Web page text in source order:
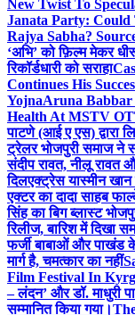
New Twist To
Janata Party: Could
Rajya Sabha?
‘अभि’ को फ़िल्म मेकर
रिकॉर्डधारी को सराहा
Continues His
YojnaAruna Babbar
Health At MSTV
पाटणे (आई ए एस) द्वारा
ट्रेलर भोजपुरी समाज ने
संदीप रावत, नीलू रावत
दिलएक्ट्रेस यास्मीन खान
एक्टर का दादा साहब
सिंह का बिग ब्लास्ट
रिलीज, बारिश में दिखा
फर्जी बाबाओं और पाखंड के
मार्ग है, चमत्कार का नहीं
Film Festival In
– लंदन’ और डॉ. माधुरी
सम्मानित किया गया।